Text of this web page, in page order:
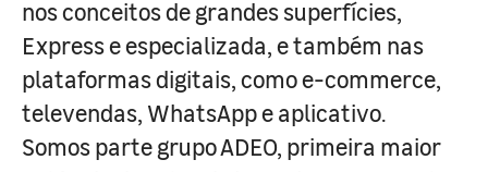
nos conceitos de grandes superfícies,
Express e especializada, e também nas
plataformas digitais, como e-commerce,
televendas, WhatsApp e aplicativo.
Somos parte grupo ADEO, primeira maior